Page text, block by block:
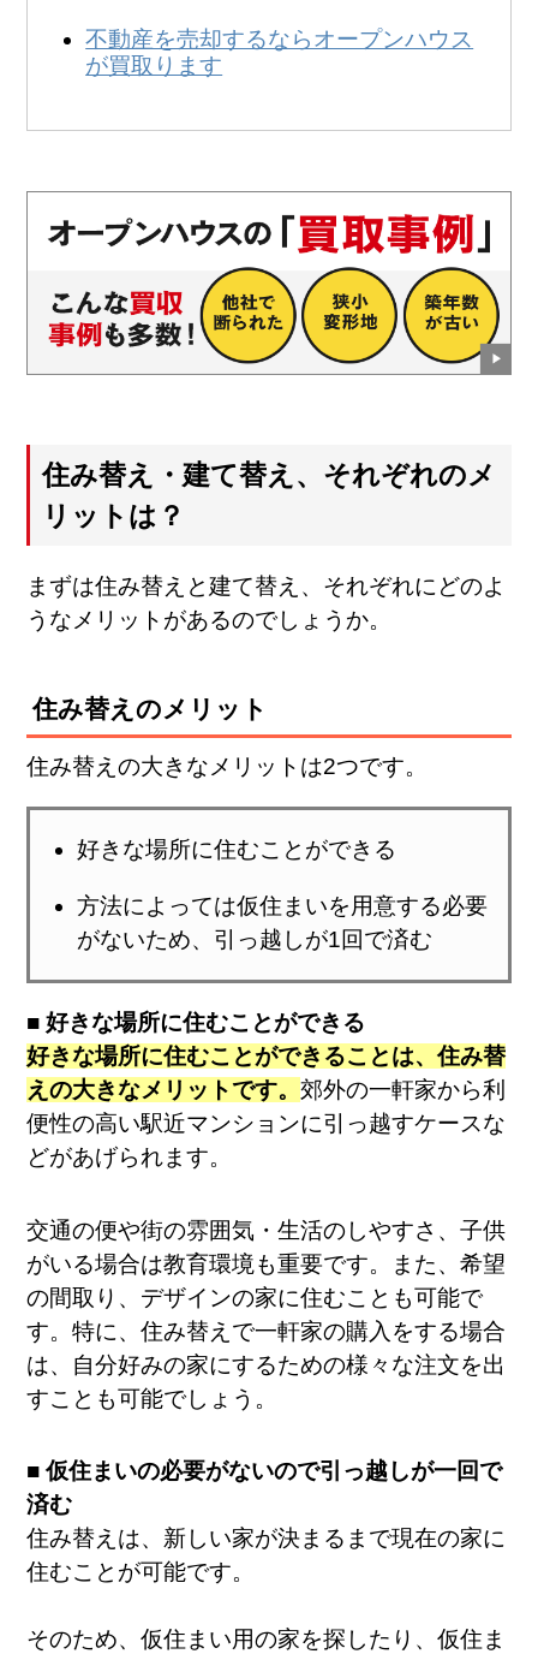
不動産を売却するならオープンハウス
が買取ります
住み替え・建て替え、それぞれのメ
リットは？
まずは住み替えと建て替え、それぞれにどのよ
うなメリットがあるのでしょうか。
住み替えのメリット
住み替えの大きなメリットは2つです。
好きな場所に住むことができる
方法によっては仮住まいを用意する必要
がないため、引っ越しが1回で済む
■ 好きな場所に住むことができる
好きな場所に住むことができることは、住み替
えの大きなメリットです。郊外の一軒家から利
便性の高い駅近マンションに引っ越すケースな
どがあげられます。
交通の便や街の雰囲気・生活のしやすさ、子供
がいる場合は教育環境も重要です。また、希望
の間取り、デザインの家に住むことも可能で
す。特に、住み替えで一軒家の購入をする場合
は、自分好みの家にするための様々な注文を出
すことも可能でしょう。
■ 仮住まいの必要がないので引っ越しが一回で
済む
住み替えは、新しい家が決まるまで現在の家に
住むことが可能です。
そのため、仮住まい用の家を探したり、仮住ま